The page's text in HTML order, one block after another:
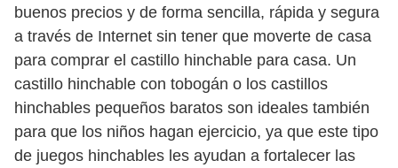
buenos precios y de forma sencilla, rápida y segura
a través de Internet sin tener que moverte de casa
para comprar el castillo hinchable para casa. Un
castillo hinchable con tobogán o los castillos
hinchables pequeños baratos son ideales también
para que los niños hagan ejercicio, ya que este tipo
de juegos hinchables les ayudan a fortalecer las